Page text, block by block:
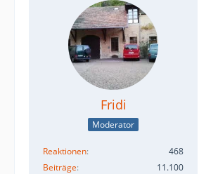
Fridi
Moderator
Reaktionen
468
Beiträge
11.100